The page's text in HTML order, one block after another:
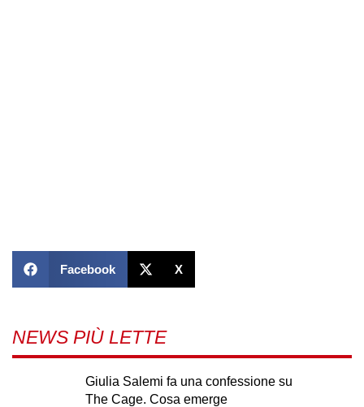
Facebook X
NEWS PIÙ LETTE
Giulia Salemi fa una confessione su
The Cage. Cosa emerge